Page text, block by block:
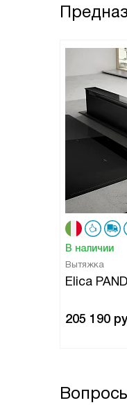
В наличии
Вытяжка
Elica
205 190